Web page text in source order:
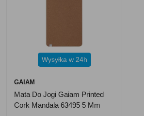
Wysyłka w 24h
GAIAM
Mata Do Jogi Gaiam Printed
Cork Mandala 63495 5 Mm